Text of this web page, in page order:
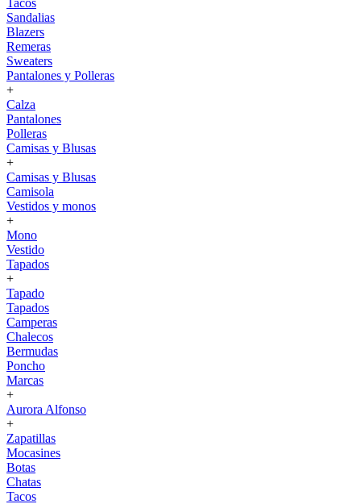
Tacos
Sandalias
Blazers
Remeras
Sweaters
Pantalones y Polleras
+
Calza
Pantalones
Polleras
Camisas y Blusas
+
Camisas y Blusas
Camisola
Vestidos y monos
+
Mono
Vestido
Tapados
+
Tapado
Tapados
Camperas
Chalecos
Bermudas
Poncho
Marcas
+
Aurora Alfonso
+
Zapatillas
Mocasines
Botas
Chatas
Tacos